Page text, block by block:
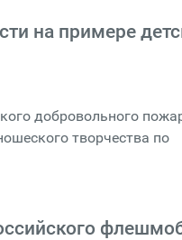
на примере
добровольного
творчества по